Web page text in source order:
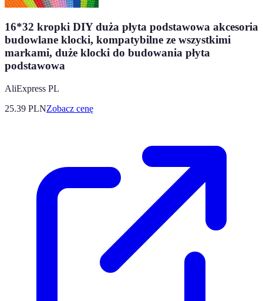
16*32 kropki DIY duża płyta podstawowa akcesoria
budowlane klocki, kompatybilne ze wszystkimi
markami, duże klocki do budowania płyta
podstawowa
AliExpress PL
25.39 PLNZobacz cenę